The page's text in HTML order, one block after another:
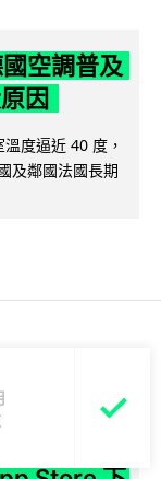
空調普及
因
度逼近 40 度，
及鄰國法國長期